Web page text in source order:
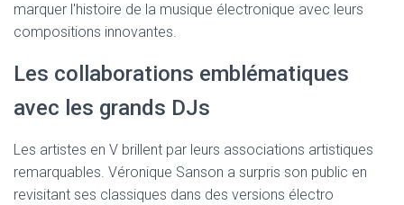
marquer l'histoire de la musique électronique avec leurs
compositions innovantes.
Les collaborations emblématiques
avec les grands DJs
Les artistes en V brillent par leurs associations artistiques
remarquables. Véronique Sanson a surpris son public en
revisitant ses classiques dans des versions électro